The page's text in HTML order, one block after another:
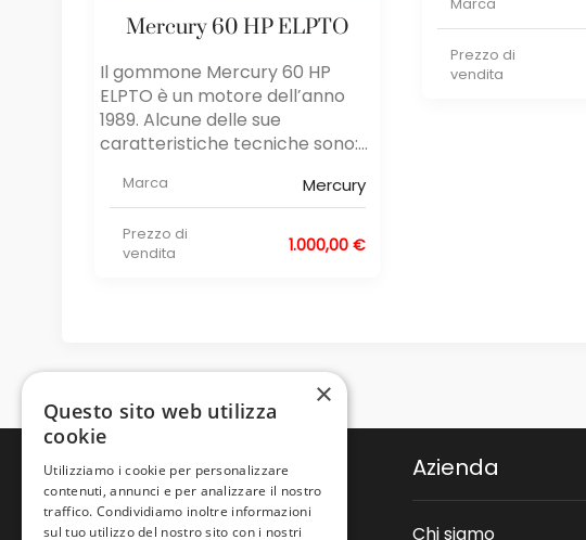
Mercury 60 HP ELPTO
Il gommone Mercury 60 HP
ELPTO ​è un motore dell’anno
1989. Alcune delle sue
caratteristiche tecniche sono:...
Marca Mercury
Prezzo di
vendita
1.000,00 €
Marca
Prezzo di
vendita
Azienda
Chi siamo
×
Questo sito web utilizza
cookie
Utilizziamo i cookie per personalizzare
contenuti, annunci e per analizzare il nostro
traffico. Condividiamo inoltre informazioni
sul tuo utilizzo del nostro sito con i nostri